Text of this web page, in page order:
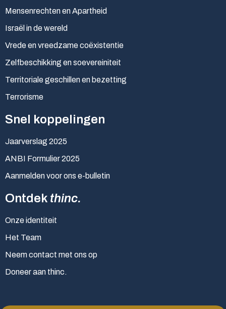
Mensenrechten en Apartheid
Israël in de wereld
Vrede en vreedzame coëxistentie
Zelfbeschikking en soevereiniteit
Territoriale geschillen en bezetting
Terrorisme
Snel koppelingen
Jaarverslag 2025
ANBI Formulier 2025
Aanmelden voor ons e-bulletin
Ontdek thinc.
Onze identiteit
Het Team
Neem contact met ons op
Doneer aan thinc.